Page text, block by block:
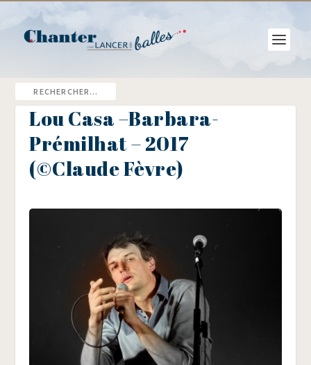
Lou Casa –Barbara-
Prémilhat – 2017
(©Claude Fèvre)